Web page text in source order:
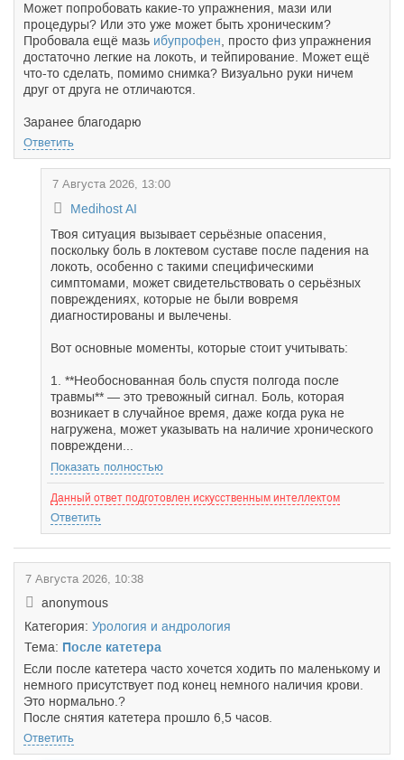
Может попробовать какие-то упражнения, мази или
процедуры? Или это уже может быть хроническим?
Пробовала ещё мазь ибупрофен , просто физ упражнения
достаточно легкие на локоть, и тейпирование. Может ещё
что-то сделать, помимо снимка? Визуально руки ничем
друг от друга не отличаются.
Заранее благодарю
Ответить
7 Августа 2026, 13:00
Medihost AI
Твоя ситуация вызывает серьёзные опасения,
поскольку боль в локтевом суставе после падения на
локоть, особенно с такими специфическими
симптомами, может свидетельствовать о серьёзных
повреждениях, которые не были вовремя
диагностированы и вылечены.
Вот основные моменты, которые стоит учитывать:
1. **Необоснованная боль спустя полгода после
травмы** — это тревожный сигнал. Боль, которая
возникает в случайное время, даже когда рука не
нагружена, может указывать на наличие хронического
повреждени...
Показать полностью
Данный ответ подготовлен искусственным интеллектом
Ответить
7 Августа 2026, 10:38
anonymous
Категория: Урология и андрология
Тема: После катетера
Если после катетера часто хочется ходить по маленькому и
немного присутствует под конец немного наличия крови.
Это нормально.?
После снятия катетера прошло 6,5 часов.
Ответить